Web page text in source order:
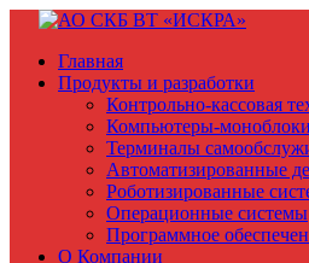
Главная
Продукты и разработки
Контрольно-кассовая
Компьютеры-моноблоки
Терминалы
Автоматизированные
Роботизированные
Операционные системы
Программное
О Компании